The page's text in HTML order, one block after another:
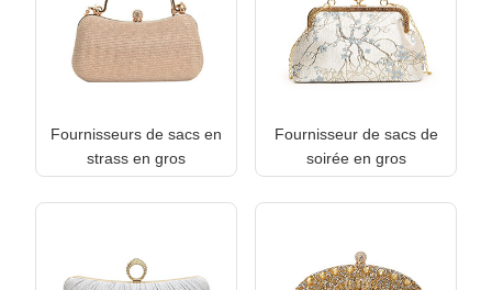
Fournisseurs de sacs en
strass en gros
Fournisseur de sacs de
soirée en gros